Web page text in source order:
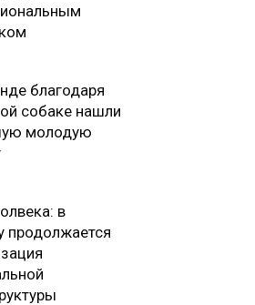
благодаря
собаке нашли
молодую
в
продолжается